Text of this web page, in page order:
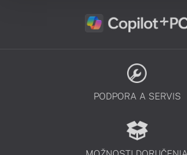
PODPORA A SERVIS